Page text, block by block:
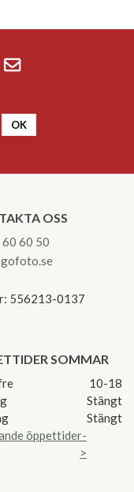
OK
OSS
60 50
556213-0137
SOMMAR
10-18
Stängt
Stängt
öppettider-
>